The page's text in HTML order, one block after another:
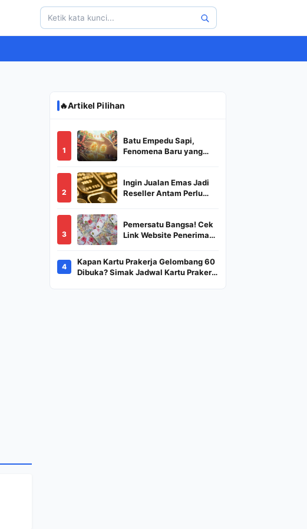
🔥Artikel Pilihan
1
Batu Empedu Sapi,
Fenomena Baru yang
2
Ingin Jualan Emas Jadi
Reseller Antam Perlu
Bagaimana
Prosedurnya?
3
Pemersatu Bangsa! Cek
Link Website Penerima
Dana Rp600 Ribu Rupiah
4
Kapan Kartu Prakerja Gelombang 60
Dibuka? Simak Jadwal Kartu Prakerja